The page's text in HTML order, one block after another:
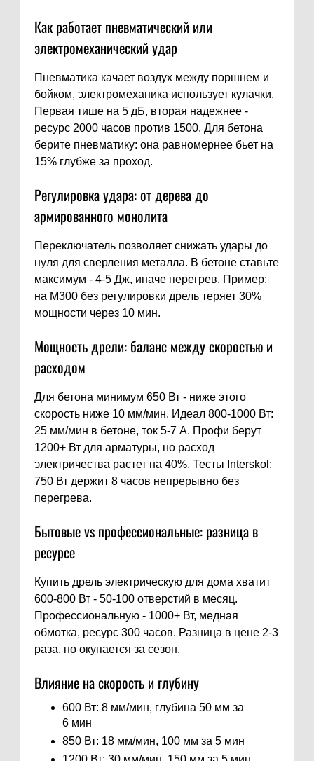
Как работает пневматический или
электромеханический удар
Пневматика качает воздух между поршнем и
бойком, электромеханика использует кулачки.
Первая тише на 5 дБ, вторая надежнее -
ресурс 2000 часов против 1500. Для бетона
берите пневматику: она равномернее бьет на
15% глубже за проход.
Регулировка удара: от дерева до
армированного монолита
Переключатель позволяет снижать удары до
нуля для сверления металла. В бетоне ставьте
максимум - 4-5 Дж, иначе перегрев. Пример:
на M300 без регулировки дрель теряет 30%
мощности через 10 мин.
Мощность дрели: баланс между скоростью и
расходом
Для бетона минимум 650 Вт - ниже этого
скорость ниже 10 мм/мин. Идеал 800-1000 Вт:
25 мм/мин в бетоне, ток 5-7 А. Профи берут
1200+ Вт для арматуры, но расход
электричества растет на 40%. Тесты Interskol:
750 Вт держит 8 часов непрерывно без
перегрева.
Бытовые vs профессиональные: разница в
ресурсе
Купить дрель электрическую для дома хватит
600-800 Вт - 50-100 отверстий в месяц.
Профессиональную - 1000+ Вт, медная
обмотка, ресурс 300 часов. Разница в цене 2-3
раза, но окупается за сезон.
Влияние на скорость и глубину
600 Вт: 8 мм/мин, глубина 50 мм за
6 мин
850 Вт: 18 мм/мин, 100 мм за 5 мин